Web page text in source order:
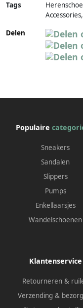
Tags
Delen
Populaire
Sneakers
Sandalen
Slippers
Pumps
Enkellaarsjes
Wandelschoenen
Klantenservice
Retourneren &
Verzending &